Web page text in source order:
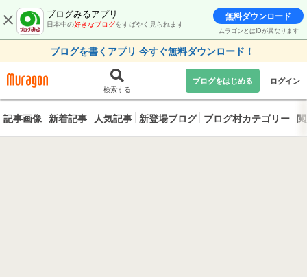
ブログみるアプリ
日本中の好きなブログをすばやく見られます
無料ダウンロード
ムラゴンとはIDが異なります
ブログを書くアプリ 今すぐ無料ダウンロード！
検索する
ブログをはじめる ログイン
記事画像 新着記事 人気記事 新登場ブログ ブログ村カテゴリー